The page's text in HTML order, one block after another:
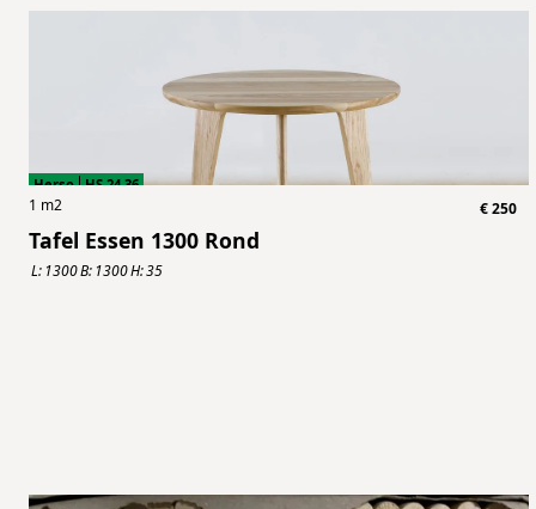
Herso HS.24.36
1 m2 €250
Tafel Essen 1300 Rond
L: 1300B: 1300H:35